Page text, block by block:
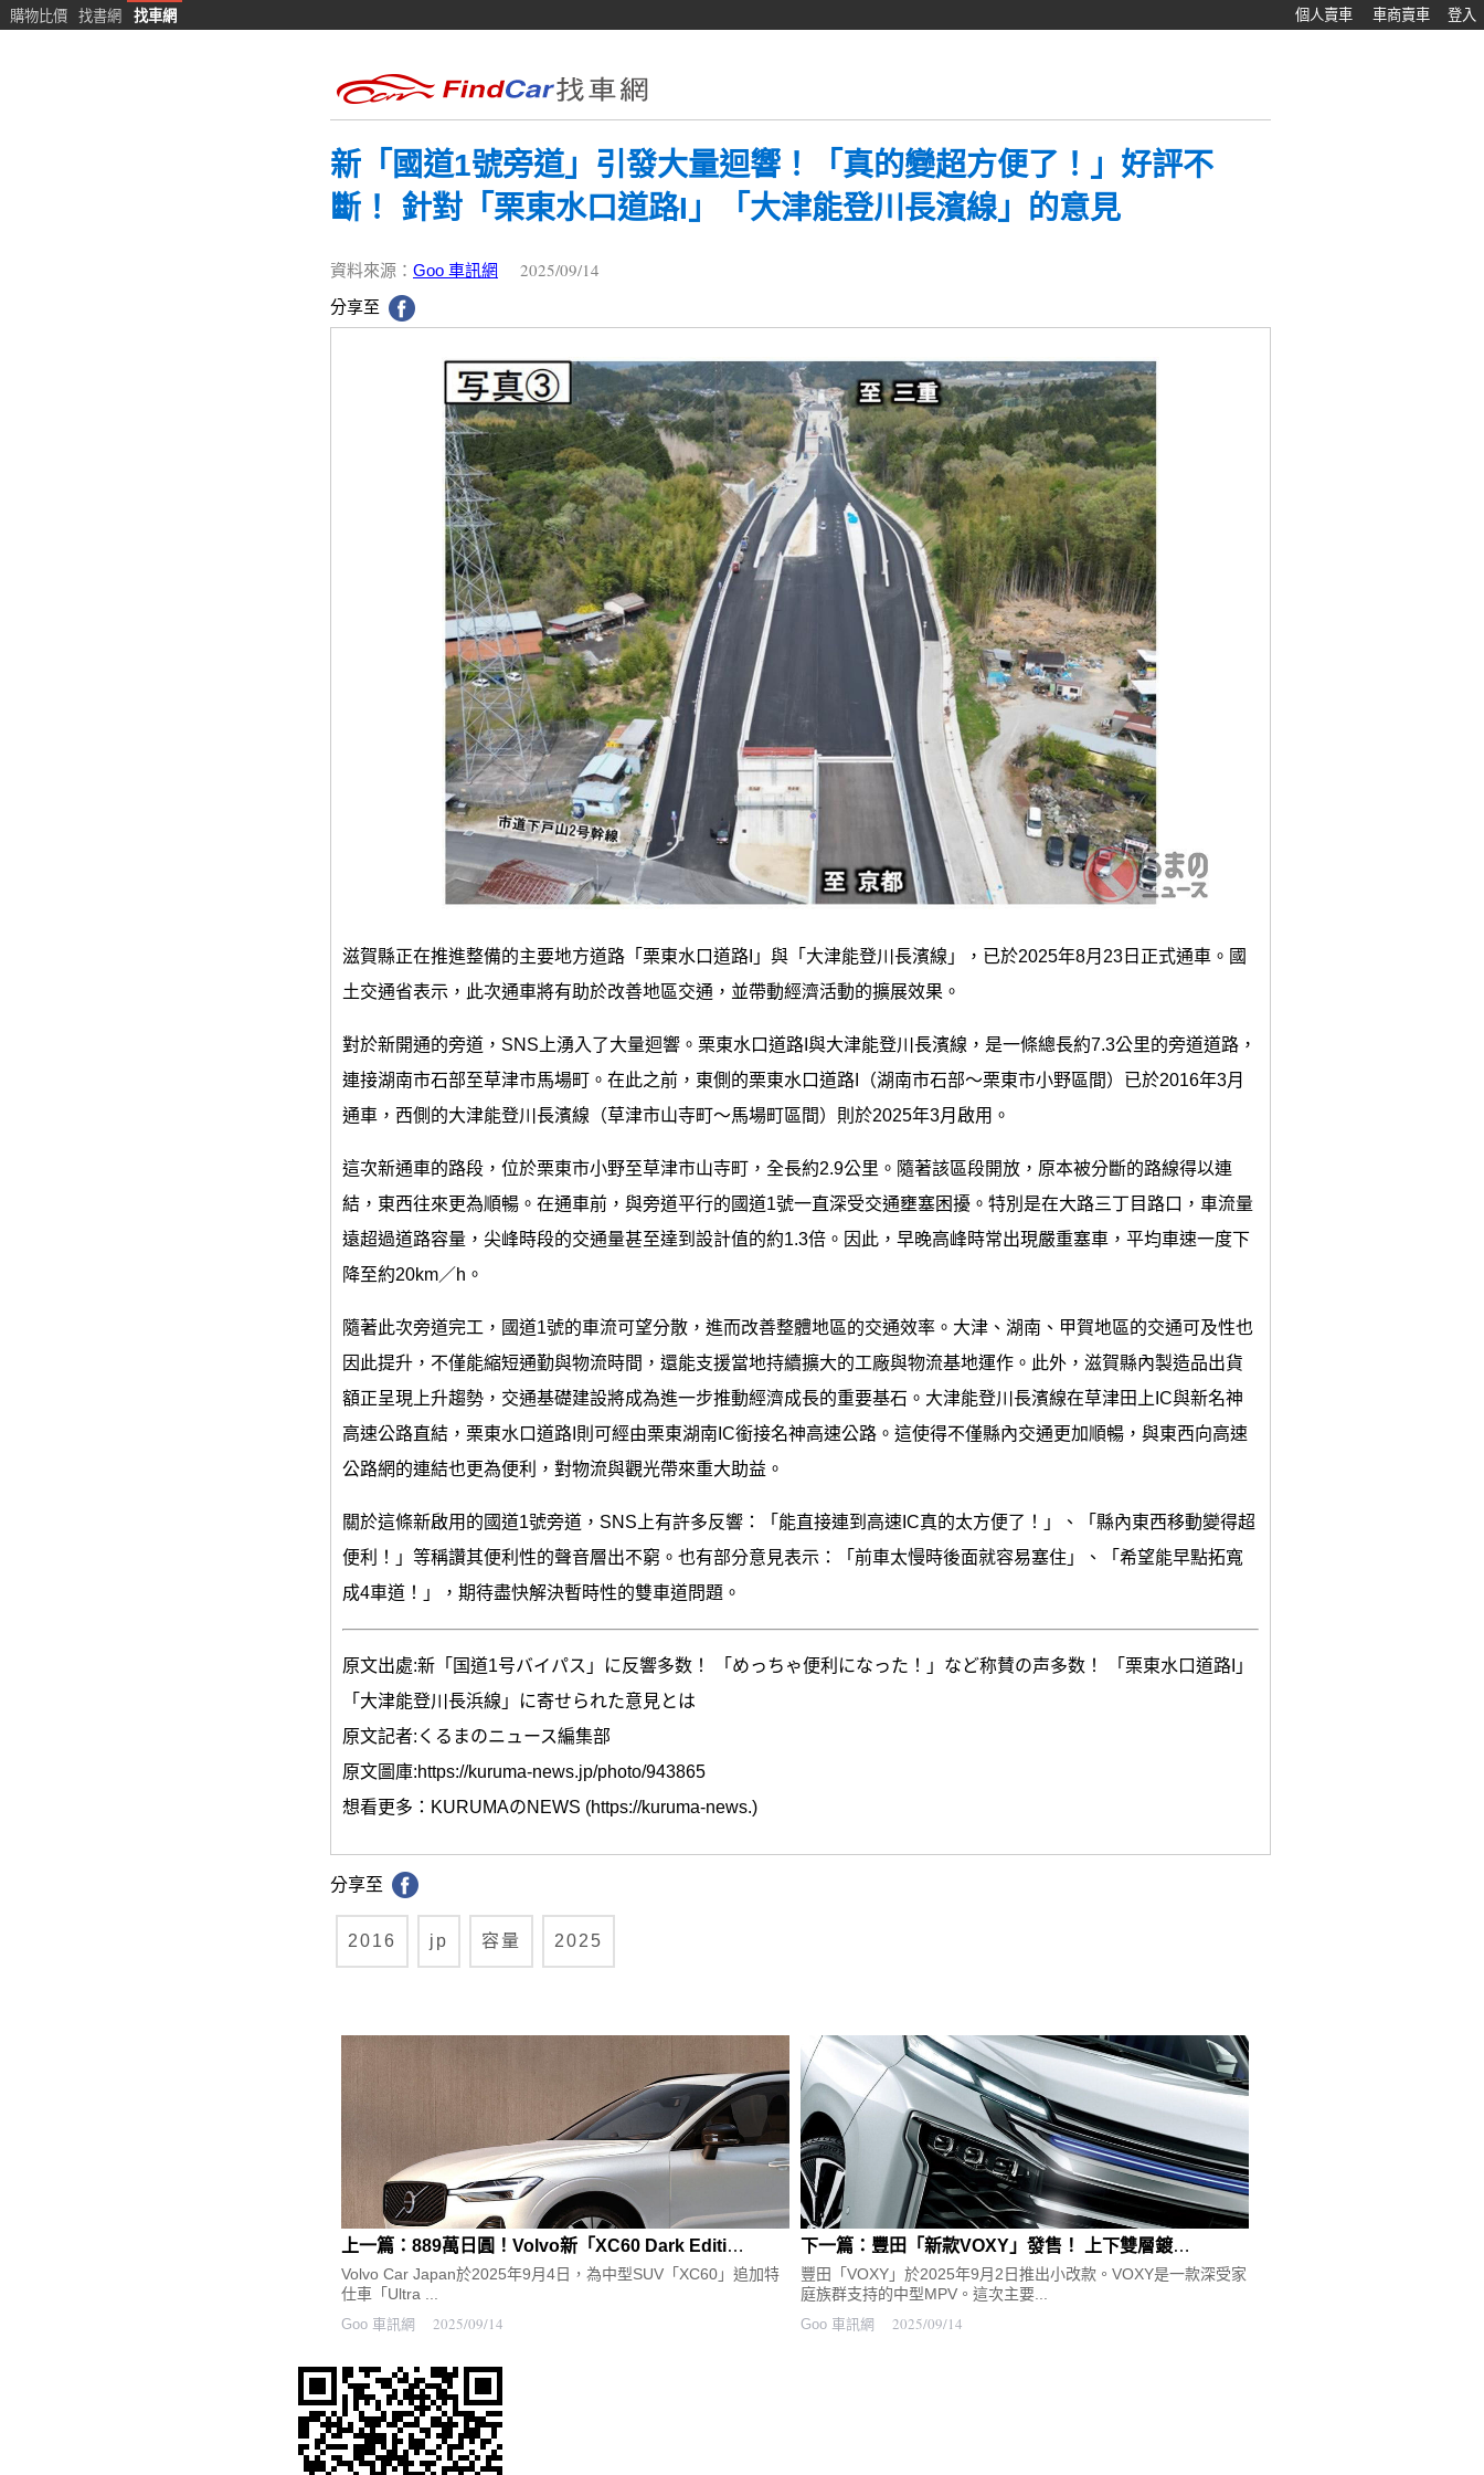
購物比價 找書網 找車網 個人賣車 車商賣車 登入
新「國道1號旁道」引發大量迴響！「真的變超方便了！」好評不
斷！ 針對「栗東水口道路I」「大津能登川長濱線」的意見
資料來源： Goo 車訊網 2025/09/14
分享至
滋賀縣正在推進整備的主要地方道路「栗東水口道路I」與「大津能登川長濱線」，已於2025年8月23日正式通車。國
土交通省表示，此次通車將有助於改善地區交通，並帶動經濟活動的擴展效果。
對於新開通的旁道，SNS上湧入了大量迴響。栗東水口道路I與大津能登川長濱線，是一條總長約7.3公里的旁道道路，
連接湖南市石部至草津市馬場町。在此之前，東側的栗東水口道路I（湖南市石部～栗東市小野區間）已於2016年3月
通車，西側的大津能登川長濱線（草津市山寺町～馬場町區間）則於2025年3月啟用。
這次新通車的路段，位於栗東市小野至草津市山寺町，全長約2.9公里。隨著該區段開放，原本被分斷的路線得以連
結，東西往來更為順暢。在通車前，與旁道平行的國道1號一直深受交通壅塞困擾。特別是在大路三丁目路口，車流量
遠超過道路容量，尖峰時段的交通量甚至達到設計值的約1.3倍。因此，早晚高峰時常出現嚴重塞車，平均車速一度下
降至約20km／h。
隨著此次旁道完工，國道1號的車流可望分散，進而改善整體地區的交通效率。大津、湖南、甲賀地區的交通可及性也
因此提升，不僅能縮短通勤與物流時間，還能支援當地持續擴大的工廠與物流基地運作。此外，滋賀縣內製造品出貨
額正呈現上升趨勢，交通基礎建設將成為進一步推動經濟成長的重要基石。大津能登川長濱線在草津田上IC與新名神
高速公路直結，栗東水口道路I則可經由栗東湖南IC銜接名神高速公路。這使得不僅縣內交通更加順暢，與東西向高速
公路網的連結也更為便利，對物流與觀光帶來重大助益。
關於這條新啟用的國道1號旁道，SNS上有許多反響：「能直接連到高速IC真的太方便了！」、「縣內東西移動變得超
便利！」等稱讚其便利性的聲音層出不窮。也有部分意見表示：「前車太慢時後面就容易塞住」、「希望能早點拓寬
成4車道！」，期待盡快解決暫時性的雙車道問題。
原文出處:新「国道1号バイパス」に反響多数！ 「めっちゃ便利になった！」など称賛の声多数！ 「栗東水口道路I」
「大津能登川長浜線」に寄せられた意見とは
原文記者:くるまのニュース編集部
原文圖庫:https://kuruma-news.jp/photo/943865
想看更多：KURUMAのNEWS (https://kuruma-news.)
分享至
2016 jp 容量 2025
上一篇：889萬日圓！Volvo新「XC60 Dark Edition」太強大！ 專屬「漆黑水箱護罩＆20吋鋁圈」超帥！精悍又運動感十足的特仕車登場
Volvo Car Japan於2025年9月4日，為中型SUV「XC60」追加特
仕車「Ultra ...
Goo 車訊網 2025/09/14
下一篇：豐田「新款VOXY」發售！ 上下雙層鍍鉻「發光水箱護罩」＆超藍「車室氛圍燈」超帥！最適合家庭向MPV的「嶄新改裝」是什麼？
豐田「VOXY」於2025年9月2日推出小改款。VOXY是一款深受家
庭族群支持的中型MPV。這次主要...
Goo 車訊網 2025/09/14